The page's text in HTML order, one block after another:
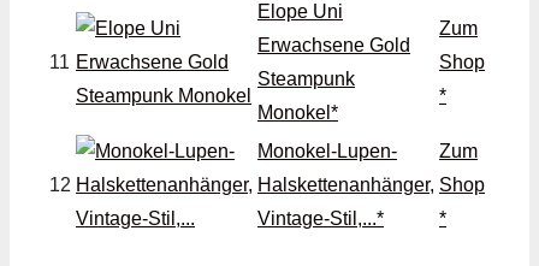
11
Elope Uni
Erwachsene Gold
Steampunk
Monokel*
Zum
Shop
*
12
Monokel-Lupen-
Halskettenanhänger,
Vintage-Stil,...*
Zum
Shop
*